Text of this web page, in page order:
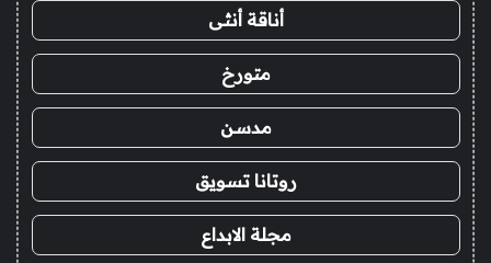
أناقة أنثى
متورخ
مدسن
روتانا تسويق
مجلة الابداع